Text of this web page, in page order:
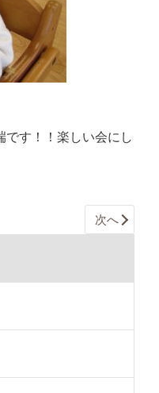
です！！楽しい会にし
次へ